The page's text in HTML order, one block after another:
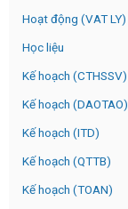
Hoạt động (VAT LY)
Học liệu
Kế hoạch (CTHSSV)
Kế hoạch (DAOTAO)
Kế hoạch (ITD)
Kế hoạch (QTTB)
Kế hoạch (TOAN)